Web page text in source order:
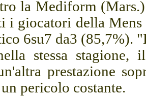
la Mediform
i giocatori della Mens
6su7 da3 (85,7%).
stessa
prestazione
pericolo costante.